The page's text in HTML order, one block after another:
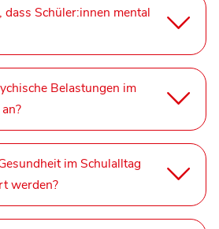
Schüler:innen mental
Belastungen im
im Schulalltag
werden?